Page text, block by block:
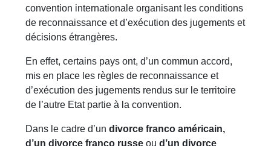
convention internationale organisant les conditions
de reconnaissance et d’exécution des jugements et
décisions étrangères.
En effet, certains pays ont, d’un commun accord,
mis en place les règles de reconnaissance et
d’exécution des jugements rendus sur le territoire
de l’autre Etat partie à la convention.
Dans le cadre d’undivorce franco américain,
d’un divorce franco russe oud’un divorce